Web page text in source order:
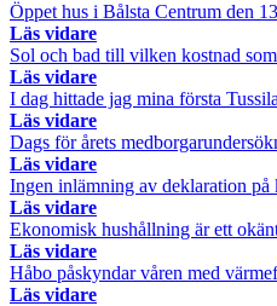
Öppet hus i Bålsta Centrum den
Läs vidare
Sol och bad till vilken kostnad
Läs vidare
I dag hittade jag mina första
Läs vidare
Dags för årets
Läs vidare
Ingen inlämning av deklaration på
Läs vidare
Ekonomisk hushållning är ett
Läs vidare
Håbo påskyndar våren med
Läs vidare